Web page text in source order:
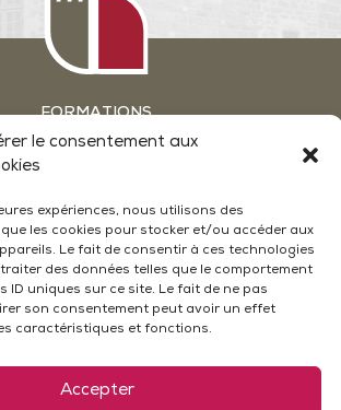
le consentement aux
expériences, nous utilisons des
les cookies pour stocker et/ou accéder aux
Le fait de consentir à ces technologies
des données telles que le comportement
ID uniques sur ce site. Le fait de ne pas
son consentement peut avoir un effet
caractéristiques et fonctions.
Accepter
FORMATIONS
GROUPES & SÉMINAIRES
OENOLOGIE EN WEEKEND
GÉNÉRALES DE VENTE
MENTIONS LÉGALES
DE CONFIDENTIALITÉ
DE COOKIES (UE)
PLAN DU SITE
- 26790 Suze La Rousse